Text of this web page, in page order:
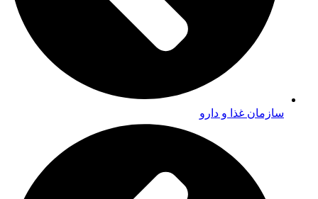
سازمان غذا و دارو